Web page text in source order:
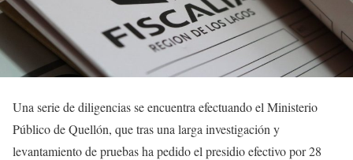
Una serie de diligencias se encuentra efectuando el Ministerio
Público de Quellón, que tras una larga investigación y
levantamiento de pruebas ha pedido el presidio efectivo por 28